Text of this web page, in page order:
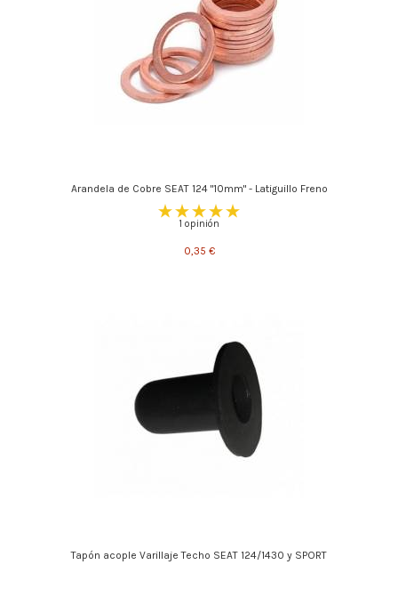
Arandela de Cobre SEAT 124 "10mm" - Latiguillo Freno
1 opinión
0,35 €
Tapón acople Varillaje Techo SEAT 124/1430 y SPORT